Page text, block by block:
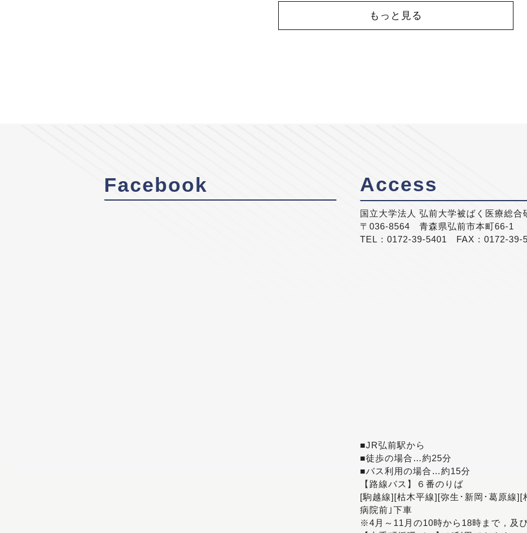
もっと見る
Facebook Access
国立大学法人 弘前大学被ばく医療総合
〒036-8564 青森県弘前市本町66-1
TEL：0172-39-5401 FAX：0172-39-
■JR弘前駅から
■徒歩の場合…約25分
■バス利用の場合…約15分
【路線バス】６番のりば
[駒越線][枯木平線][弥生･新岡･葛原線
病院前｣下車
※4月～11月の10時から18時まで，及